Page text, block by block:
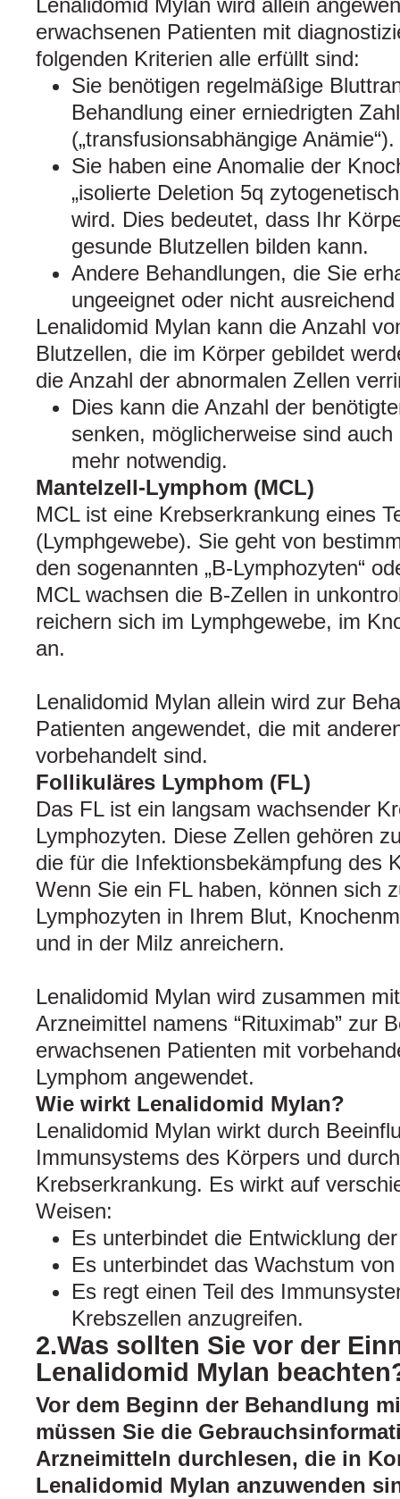
Lenalidomid Mylan wird allein
erwachsenen Patienten mit
folgenden Kriterien alle erfüllt sind:
Sie benötigen regelmäßige
Behandlung einer erniedrigten
(„transfusionsabhängige Anämie“).
Sie haben eine Anomalie der
„isolierte Deletion 5q
wird. Dies bedeutet, dass Ihr
gesunde Blutzellen bilden kann.
Andere Behandlungen, die Sie
ungeeignet oder nicht
Lenalidomid Mylan kann die Anzahl
Blutzellen, die im Körper gebildet
die Anzahl der abnormalen Zellen
Dies kann die Anzahl der
senken, möglicherweise sind
mehr notwendig.
Mantelzell-Lymphom (MCL)
MCL ist eine Krebserkrankung eines
(Lymphgewebe). Sie geht von
den sogenannten „B-Lymphozyten“
MCL wachsen die B-Zellen in
reichern sich im Lymphgewebe, im
an.
Lenalidomid Mylan allein wird zur
Patienten angewendet, die mit
vorbehandelt sind.
Follikuläres Lymphom (FL)
Das FL ist ein langsam wachsender
Lymphozyten. Diese Zellen gehören
die für die Infektionsbekämpfung des
Wenn Sie ein FL haben, können sich
Lymphozyten in Ihrem Blut,
und in der Milz anreichern.
Lenalidomid Mylan wird zusammen
Arzneimittel namens “Rituximab” zur
erwachsenen Patienten mit
Lymphom angewendet.
Wie wirkt Lenalidomid Mylan?
Lenalidomid Mylan wirkt durch
Immunsystems des Körpers und
Krebserkrankung. Es wirkt auf
Weisen:
Es unterbindet die Entwicklung
Es unterbindet das Wachstum
Es regt einen Teil des
Krebszellen anzugreifen.
2.Was sollten Sie vor der
Lenalidomid Mylan
Vor dem Beginn der Behandlung
müssen Sie die
Arzneimitteln durchlesen, die in
Lenalidomid Mylan anzuwenden